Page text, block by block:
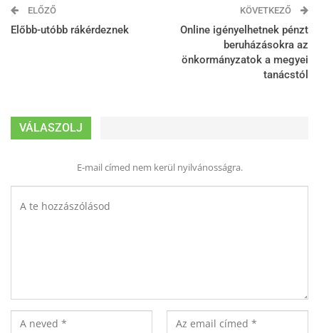
ELŐZŐ
Előbb-utóbb rákérdeznek
KÖVETKEZŐ
Online igényelhetnek pénzt
beruházásokra az
önkormányzatok a megyei
tanácstól
VÁLASZOLJ
E-mail címed nem kerül nyilvánosságra.